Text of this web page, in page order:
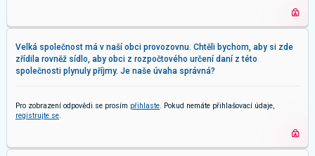
Velká společnost má v naší obci provozovnu. Chtěli bychom, aby si zde
zřídila rovněž sídlo, aby obci z rozpočtového určení daní z této
společnosti plynuly příjmy. Je naše úvaha správná?
Pro zobrazení odpovědi se prosím přihlaste . Pokud nemáte přihlašovací údaje,
registrujte se